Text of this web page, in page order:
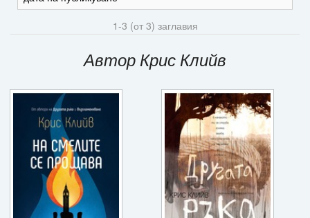
Подаръци
Ваучери
Промоции
Контакти
1-3 (от 3) заглавия
Автор Крис Клийв